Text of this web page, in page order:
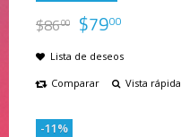
$8600 $7900
Lista de deseos
Comparar
Vista rápida
-11%